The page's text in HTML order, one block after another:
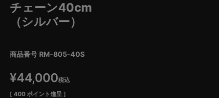
チェーン40cm
（シルバー）
商品番号 RM-805-40S
¥44,000税込
[ 400 ポイント進呈 ]